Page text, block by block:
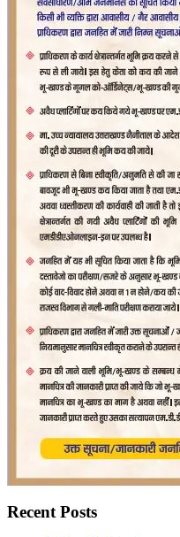
Recent Posts